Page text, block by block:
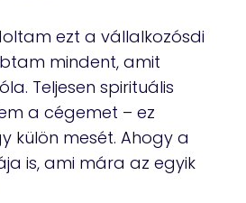
ezt a vállalkozósdi
mindent, amit
Teljesen spirituális
a cégemet – ez
külön mesét. Ahogy a
is, ami mára az egyik